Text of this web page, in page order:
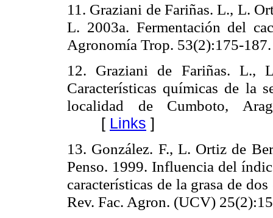
11. Graziani de Fariñas. L., L.
L. 2003a. Fermentación del
Agronomía Trop. 53(2):175-
12. Graziani de Fariñas. L.,
Características químicas de la
localidad de Cumboto,
[ Links ]
13. González. F., L. Ortiz de
Penso. 1999. Influencia del
características de la grasa de
Rev. Fac. Agron. (UCV)